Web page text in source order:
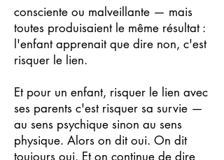
consciente ou malveillante — mais
toutes produisaient le même résultat :
l'enfant apprenait que dire non, c'est
risquer le lien.
Et pour un enfant, risquer le lien avec
ses parents c'est risquer sa survie —
au sens psychique sinon au sens
physique. Alors on dit oui. On dit
toujours oui. Et on continue de dire